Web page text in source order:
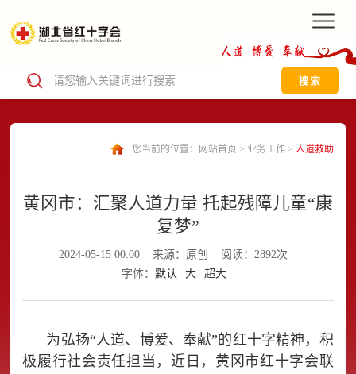
搜 索
您当前的位置： 网站首页 > 业务工作> 人道救助
黄冈市：汇聚人道力量 托起残障儿童“康
复梦”
2024-05-15 00:00 来源：原创
阅读：2892次
字体： 默认 大 超大
为弘扬“人道、博爱、奉献”的红十字精神，积
极履行社会责任担当，近日，黄冈市红十字会联